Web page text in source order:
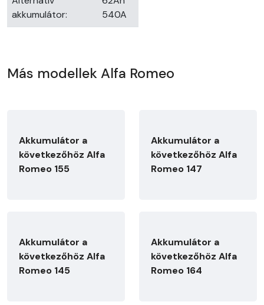
akkumulátor:
540A
Más modellek Alfa Romeo
Akkumulátor a
következőhöz Alfa
Romeo 155
Akkumulátor a
következőhöz Alfa
Romeo 147
Akkumulátor a
következőhöz Alfa
Romeo 145
Akkumulátor a
következőhöz Alfa
Romeo 164